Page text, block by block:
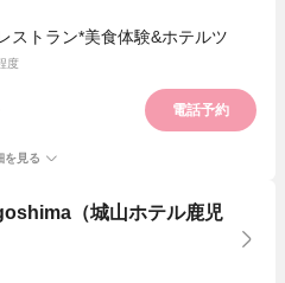
ストラン*美食体験&ホテルツ
度
電話予約
を見る
（城山ホテル鹿児